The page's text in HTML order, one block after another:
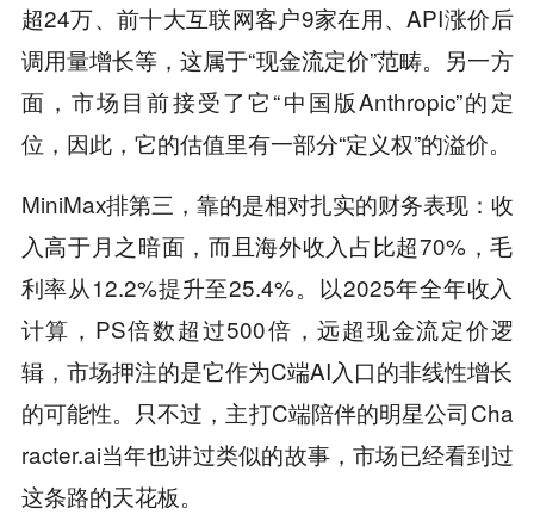
超24万、前十大互联网客户9家在用、API涨价后
调用量增长等，这属于“现金流定价”范畴。另一方
面，市场目前接受了它“中国版Anthropic”的定
位，因此，它的估值里有一部分“定义权”的溢价。
MiniMax排第三，靠的是相对扎实的财务表现：收
入高于月之暗面，而且海外收入占比超70%，毛
利率从12.2%提升至25.4%。以2025年全年收入
计算，PS倍数超过500倍，远超现金流定价逻
辑，市场押注的是它作为C端AI入口的非线性增长
的可能性。只不过，主打C端陪伴的明星公司Cha
racter.ai当年也讲过类似的故事，市场已经看到过
这条路的天花板。